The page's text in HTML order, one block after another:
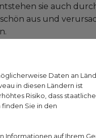
sie auch
aus und
Schrunden
Die Füße jucken
den Fersen
sollten mit einer
Panthenol,
um die Schrunden
Daten an
in diesen Ländern ist
Risiko, dass staatliche
Sie in den
Informationen auf Ihrem